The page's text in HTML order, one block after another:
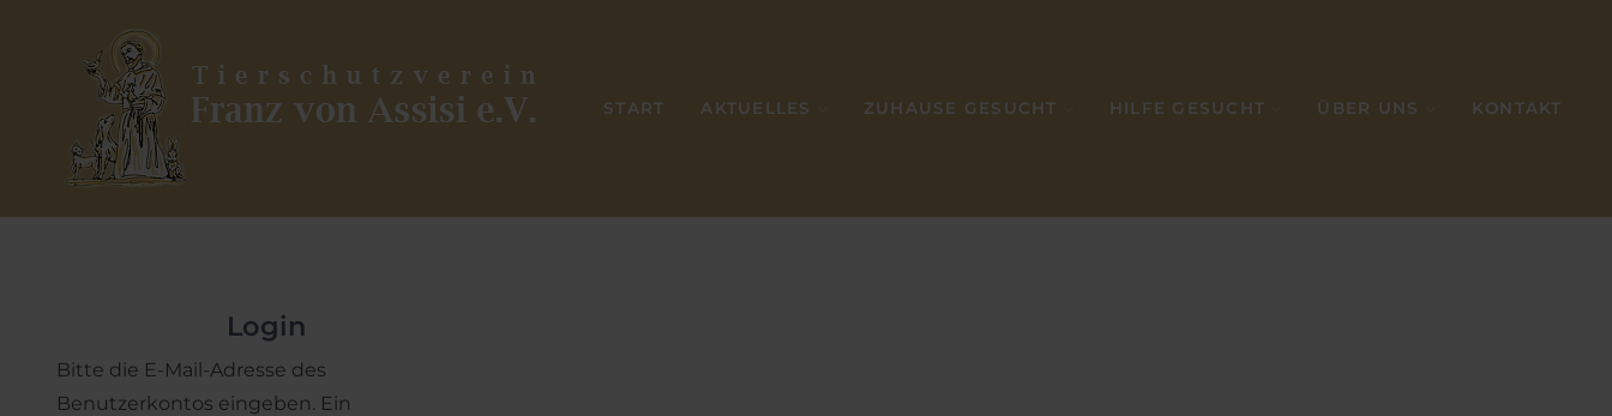
START AKTUELLES ZUHAUSE GESUCHT HILFE GESUCHT ÜBER UNS KONTAKT
Login
Bitte die E-Mail-Adresse des
Benutzerkontos eingeben. Ein
Lauf mit WAU
Hunde in Deutschland
Aus Bosnien | Verein Sapa
Zenica
Ein Hund kommt ins Haus
Pflegestelle werden
Vorkontrollen und Fahrten
Geld- u. Sachspenden
Helfen Sie uns!
Mitglied werden
Download/Formulare